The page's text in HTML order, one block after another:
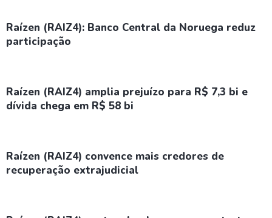
Raízen (RAIZ4): Banco Central da Noruega reduz
participação
Raízen (RAIZ4) amplia prejuízo para R$ 7,3 bi e
dívida chega em R$ 58 bi
Raízen (RAIZ4) convence mais credores de
recuperação extrajudicial